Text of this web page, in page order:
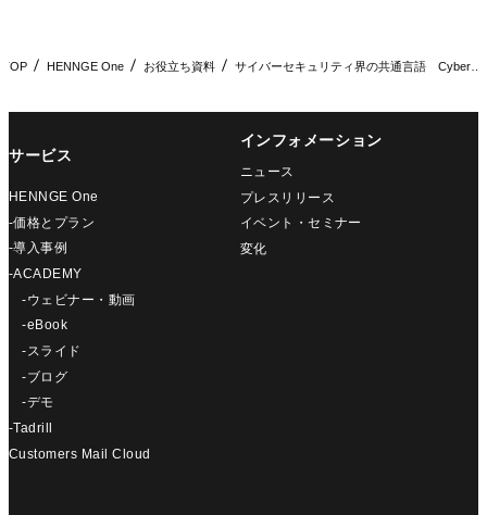
TOP HENNGE One お役立ち資料
サービス
HENNGE One
-価格とプラン
-導入事例
-ACADEMY
-ウェビナー・動画
-eBook
-スライド
-ブログ
-デモ
-Tadrill
Customers Mail Cloud
インフォメーション
ニュース
プレスリリース
イベント・セミナー
変化